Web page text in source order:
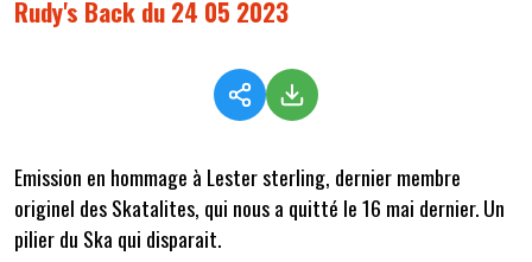
Rudy's Back du 24 05 2023
Emission en hommage à Lester sterling, dernier membre
originel des Skatalites, qui nous a quitté le 16 mai dernier. Un
pilier du Ska qui disparait.